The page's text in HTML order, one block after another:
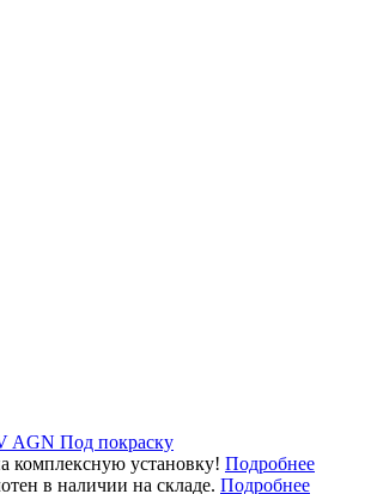
AGN Под покраску
комплексную установку! Подробнее
в наличии на складе. Подробнее